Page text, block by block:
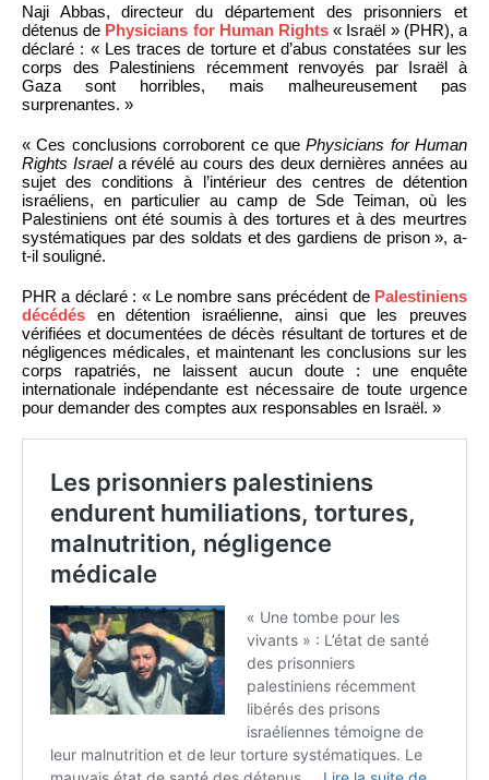
Naji Abbas, directeur du département des prisonniers et
détenus de Physicians for Human Rights « Israël » (PHR), a
déclaré : « Les traces de torture et d’abus constatées sur les
corps des Palestiniens récemment renvoyés par Israël à
Gaza sont horribles, mais malheureusement pas
surprenantes. »
« Ces conclusions corroborent ce quePhysicians for Human
Rights Israela révélé au cours des deux dernières années au
sujet des conditions à l’intérieur des centres de détention
israéliens, en particulier au camp de Sde Teiman, où les
Palestiniens ont été soumis à des tortures et à des meurtres
systématiques par des soldats et des gardiens de prison », a-
t-il souligné.
PHR a déclaré : « Le nombre sans précédent de Palestiniens
décédés en détention israélienne, ainsi que les preuves
vérifiées et documentées de décès résultant de tortures et de
négligences médicales, et maintenant les conclusions sur les
corps rapatriés, ne laissent aucun doute : une enquête
internationale indépendante est nécessaire de toute urgence
pour demander des comptes aux responsables en Israël. »